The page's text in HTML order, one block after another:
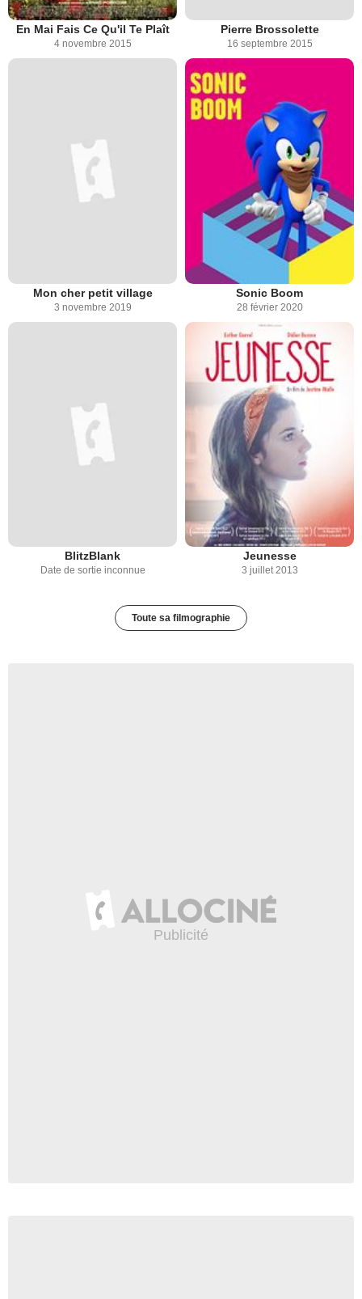
En Mai Fais Ce Qu'il Te Plaît
4 novembre 2015
Pierre Brossolette
16 septembre 2015
Mon cher petit village
3 novembre 2019
Sonic Boom
28 février 2020
BlitzBlank
Date de sortie inconnue
Jeunesse
3 juillet 2013
Toute sa filmographie